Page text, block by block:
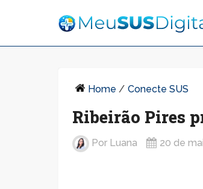
Home / Conecte SUS
Ribeirão Pires
Por Luana 20 de